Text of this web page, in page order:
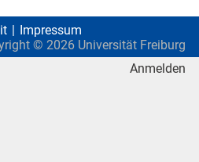
Impressum
© 2026 Universität Freiburg
Anmelden